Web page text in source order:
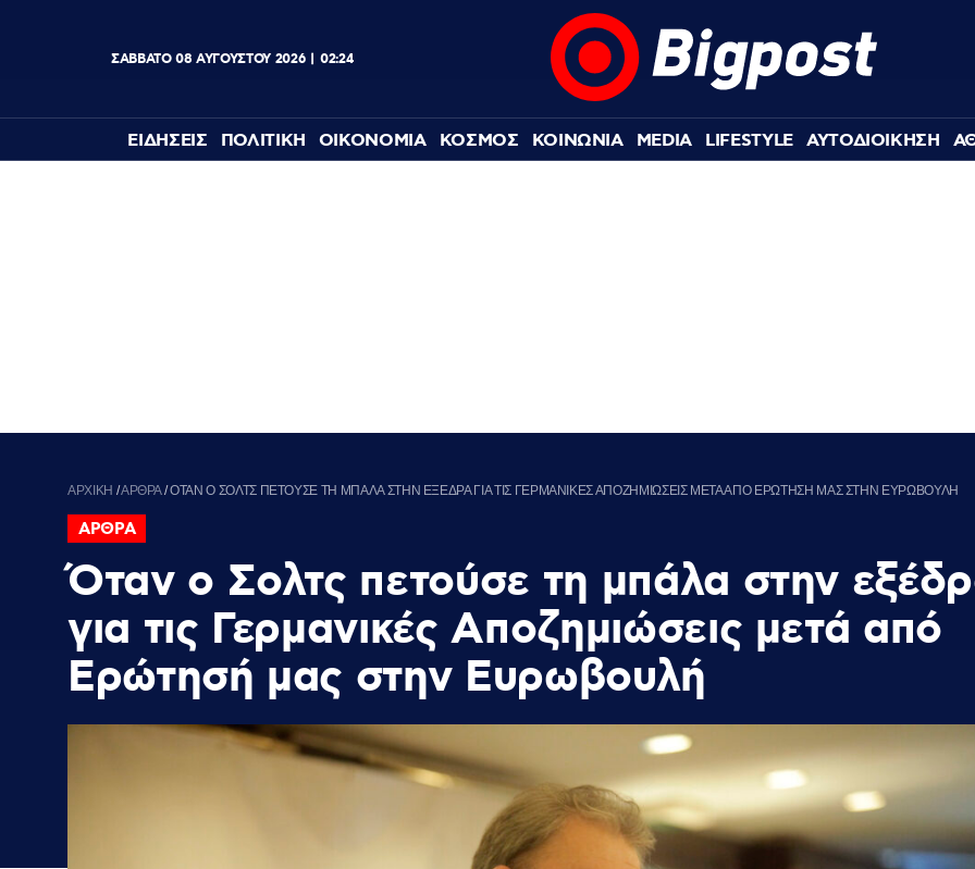
ΣΑΒΒΑΤΟ 08 ΑΥΓΟΥΣΤΟΥ 2026 02:24
ΕΙΔΗΣΕΙΣ ΠΟΛΙΤΙΚΗ ΟΙΚΟΝΟΜΙΑ ΚΟΣΜΟΣ ΚΟΙΝΩΝΙΑ MEDIA LIFESTYLE ΑΥΤΟΔΙΟΙΚΗΣΗ
ΑΡΧΙΚΗ /ΑΡΘΡΑ/ΟΤΑΝ Ο ΣΟΛΤΣ ΠΕΤΟΥΣΕ ΤΗ ΜΠΑΛΑ ΣΤΗΝ ΕΞΕΔΡΑ ΓΙΑ ΤΙΣ ΓΕΡΜΑΝΙΚΕΣ ΑΠΟΖΗΜΙΩΣΕΙΣ ΜΕΤΑ ΑΠΟ ΕΡΩΤΗΣΗ ΜΑΣ ΣΤΗΝ ΕΥΡΩΒΟΥΛΗ
ΑΡΘΡΑ
Όταν ο Σολτς πετούσε τη μπάλα στην
για τις Γερμανικές Αποζημιώσεις μετά από
Ερώτησή μας στην Ευρωβουλή